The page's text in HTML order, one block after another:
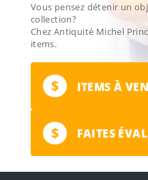
Vous pensez détenir un
collection?
Chez Antiquité Michel
items.
$ ITEMS À
$ FAITES